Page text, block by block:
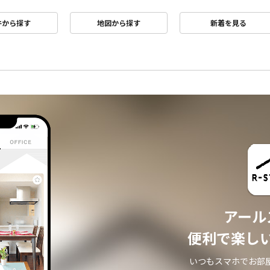
から探す 地図から探す 新着を見る
アー
便利で楽し
いつもスマホでお部